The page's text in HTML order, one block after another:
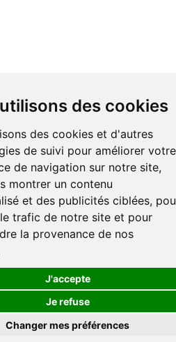
des cookies
des cookies et d'autres
de suivi pour améliorer votre
de navigation sur notre site,
montrer un contenu
et des publicités ciblées,
trafic de notre site et pour
la provenance de nos
J'accepte
Je refuse
Changer mes préférences